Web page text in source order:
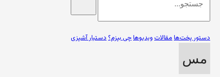
دستور پخت‌هامقالاتویدیوهاچی بپزم؟دستیار آشپزی